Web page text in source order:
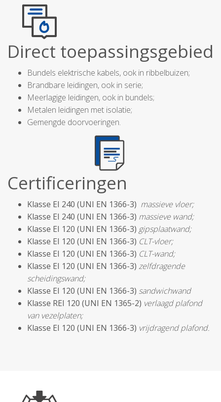
Direct toepassingsgebied
Bundels elektrische kabels, ook in ribbelbuizen;
Brandbare leidingen, ook in serie;
Meerlagige leidingen, ook in bundels;
Metalen leidingen met isolatie;
Gemengde doorvoeringen.
Certificeringen
Klasse EI 240 (UNI EN 1366-3) massieve vloer;
Klasse EI 240 (UNI EN 1366-3) massieve wand;
Klasse EI 120 (UNI EN 1366-3) gipsplaatwand;
Klasse EI 120 (UNI EN 1366-3) CLT-vloer;
Klasse EI 120 (UNI EN 1366-3) CLT-wand;
Klasse EI 120 (UNI EN 1366-3) zelfdragende
scheidingswand;
Klasse EI 120 (UNI EN 1366-3) sandwichwand
Klasse REI 120 (UNI EN 1365-2) verlaagd plafond
van vezelplaten;
Klasse EI 120 (UNI EN 1366-3) vrijdragend plafond.